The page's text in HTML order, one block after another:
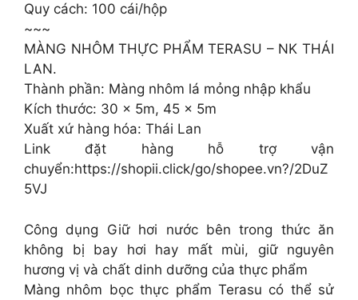
Quy cách: 100 cái/hộp
~~~
MÀNG NHÔM THỰC PHẨM TERASU – NK THÁI
LAN.
Thành phần: Màng nhôm lá mỏng nhập khẩu
Kích thước: 30 x 5m, 45 x 5m
Xuất xứ hàng hóa: Thái Lan
Link đặt hàng hỗ trợ vận
chuyển:https://shopii.click/go/shopee.vn?/2DuZ
5VJ
Công dụng Giữ hơi nước bên trong thức ăn
không bị bay hơi hay mất mùi, giữ nguyên
hương vị và chất dinh dưỡng của thực phẩm
Màng nhôm bọc thực phẩm Terasu có thể sử